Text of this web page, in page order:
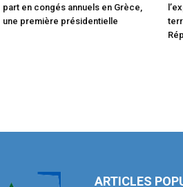
part en congés annuels en Grèce,
une première présidentielle
ARTICLES